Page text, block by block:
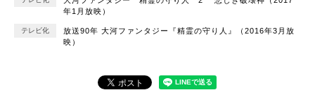
年1月放映）
テレビ化
放送90年 大河ファンタジー『精霊の守り人』（2016年3月放
映）